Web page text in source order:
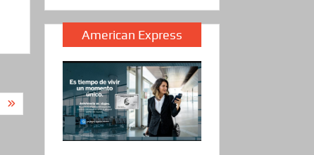
American Express